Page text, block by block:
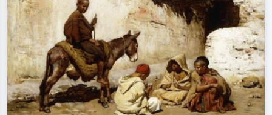
träd.